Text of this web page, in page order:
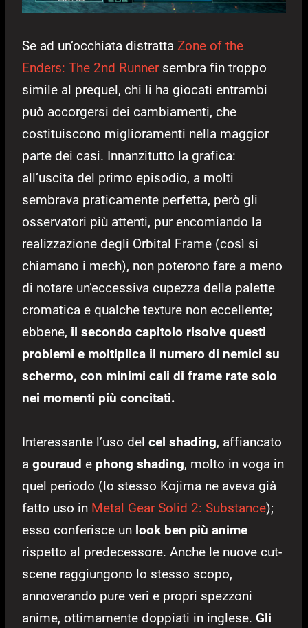
Se ad un’occhiata distratta Zone of the
Enders: The 2nd Runnersembra fin troppo
simile al prequel, chi li ha giocati entrambi
può accorgersi dei cambiamenti, che
costituiscono miglioramenti nella maggior
parte dei casi. Innanzitutto la grafica:
all’uscita del primo episodio, a molti
sembrava praticamente perfetta, però gli
osservatori più attenti, pur encomiando la
realizzazione degli Orbital Frame (così si
chiamano i mech), non poterono fare a meno
di notare un’eccessiva cupezza della palette
cromatica e qualche texture non eccellente;
ebbene, il secondo capitolo risolve questi
problemi e moltiplica il numero di nemici su
schermo, con minimi cali di frame rate solo
nei momenti più concitati.
Interessante l’uso del cel shading, affiancato
a gouraud e phong shading, molto in voga in
quel periodo (lo stesso Kojima ne aveva già
fatto uso in Metal Gear Solid 2: Substance);
esso conferisce un look ben più anime
rispetto al predecessore. Anche le nuove cut-
scene raggiungono lo stesso scopo,
annoverando pure veri e propri spezzoni
anime, ottimamente doppiati in inglese. Gli